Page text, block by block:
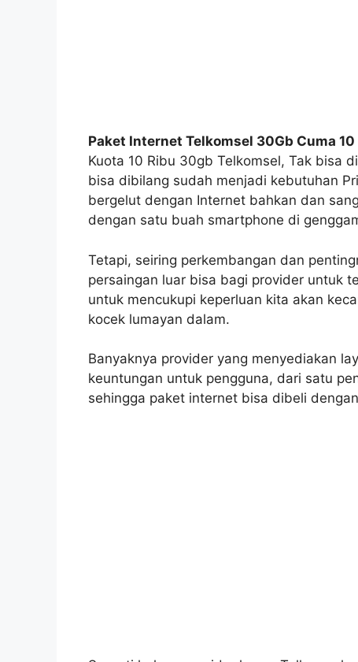
Paket Internet Telkomsel 30Gb Cuma 10
Kuota 10 Ribu 30gb Telkomsel, Tak bisa
bisa dibilang sudah menjadi kebutuhan
bergelut dengan Internet bahkan dan
dengan satu buah smartphone di
Tetapi, seiring perkembangan dan
persaingan luar bisa bagi provider untuk
untuk mencukupi keperluan kita akan
kocek lumayan dalam.
Banyaknya provider yang menyediakan
keuntungan untuk pengguna, dari satu
sehingga paket internet bisa dibeli